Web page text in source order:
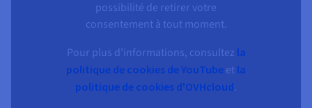
possibilité de retirer votre
consentement à tout moment.
Pour plus d'informations, consultez la
politique de cookies de YouTube et la
politique de cookies d'OVHcloud.